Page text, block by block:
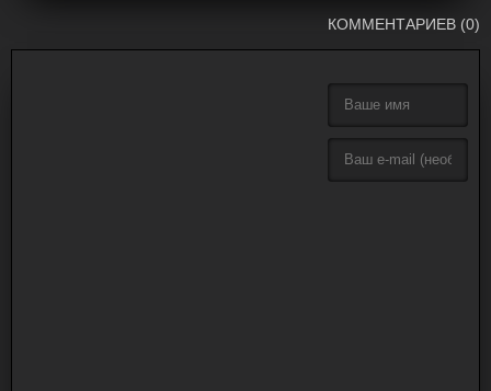
КОММЕНТАРИЕВ (0)